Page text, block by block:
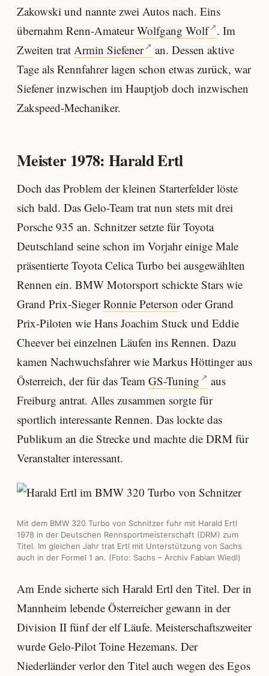
Zakowski und nannte zwei Autos nach. Eins
übernahm Renn-AmateurWolfgang Wolf . Im
Zweiten trat Armin Siefener
an. Dessen aktive
Tage als Rennfahrer lagen schon etwas zurück, war
Siefener inzwischen im Hauptjob doch inzwischen
Zakspeed-Mechaniker.
Meister 1978: Harald Ertl
Doch das Problem der kleinen Starterfelder löste
sich bald. Das Gelo-Team trat nun stets mit drei
Porsche 935 an. Schnitzer setzte für Toyota
Deutschland seine schon im Vorjahr einige Male
präsentierte Toyota Celica Turbo bei ausgewählten
Rennen ein. BMW Motorsport schickte Stars wie
Grand Prix-SiegerRonnie Peterson oder Grand
Prix-Piloten wie Hans Joachim Stuck und Eddie
Cheever bei einzelnen Läufen ins Rennen. Dazu
kamen Nachwuchsfahrer wie Markus Höttinger aus
Österreich, der für das Team GS-Tuning
aus
Freiburg antrat. Alles zusammen sorgte für
sportlich interessante Rennen. Das lockte das
Publikum an die Strecke und machte die DRM für
Veranstalter interessant.
Mit dem BMW 320 Turbo von Schnitzer fuhr mit Harald Ertl
1978 in der Deutschen Rennsportmeisterschaft (DRM) zum
Titel. Im gleichen Jahr trat Ertl mit Unterstützung von Sachs
auch in der Formel 1 an. (Foto: Sachs – Archiv Fabian Wiedl)
Am Ende sicherte sich Harald Ertl den Titel. Der in
Mannheim lebende Österreicher gewann in der
Division II fünf der elf Läufe. Meisterschaftszweiter
wurde Gelo-Pilot Toine Hezemans. Der
Niederländer verlor den Titel auch wegen des Egos